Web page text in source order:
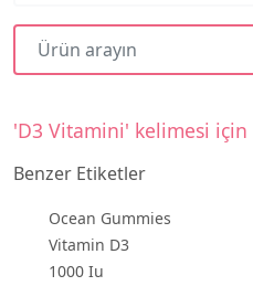
'D3 Vitamini' kelimesi için
Benzer Etiketler
Ocean Gummies
Vitamin D3
1000 Iu